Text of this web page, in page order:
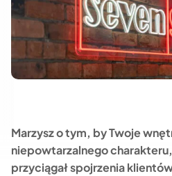
Marzysz o tym, by Twoje
niepowtarzalnego
przyciągał spojrzenia